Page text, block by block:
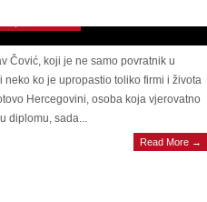
Čović, koji je ne samo povratnik u
neko ko je upropastio toliko firmi i života
Hercegovini, osoba koja vjerovatno
diplomu, sada...
Read More →
Raport otkriva: SIPA poslala